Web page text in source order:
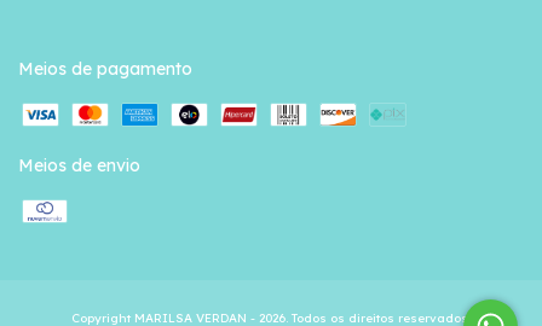
Meios de pagamento
Meios de envio
Copyright MARILSA VERDAN - 2026. Todos os direitos reservados.